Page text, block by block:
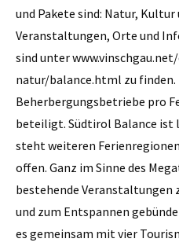
und Pakete sind: Natur,
Veranstaltungen, Orte und
sind unter
natur/balance.html zu finden.
Beherbergungsbetriebe pro
beteiligt. Südtirol Balance
steht weiteren
offen. Ganz im Sinne des
bestehende Veranstaltungen
und zum Entspannen
es gemeinsam mit vier